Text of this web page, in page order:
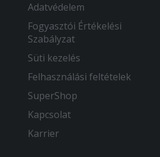
Adatvédelem
Fogyasztói Értékelési
Szabályzat
Süti kezelés
Felhasználási feltételek
SuperShop
Kapcsolat
Karrier